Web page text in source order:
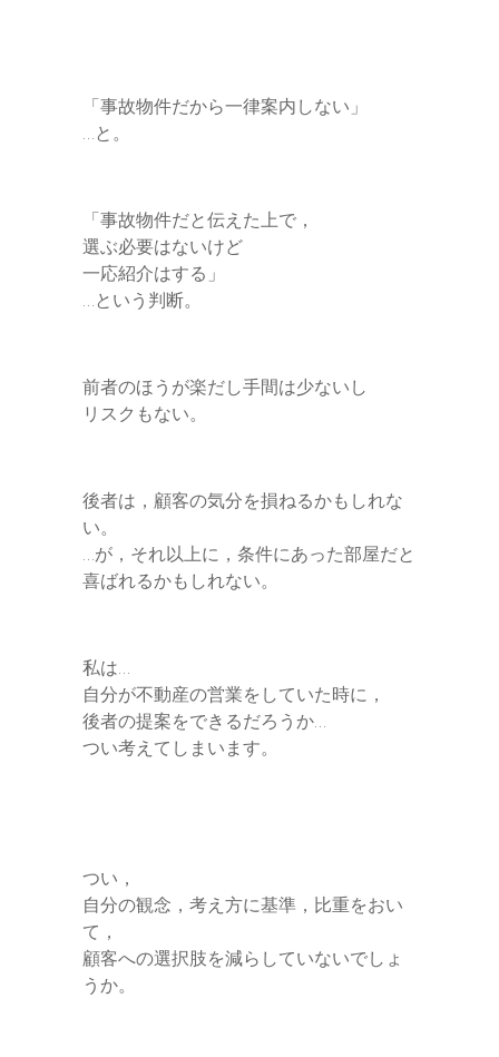
「事故物件だから一律案内しない」
…と。
「事故物件だと伝えた上で，
選ぶ必要はないけど
一応紹介はする」
…という判断。
前者のほうが楽だし手間は少ないし
リスクもない。
後者は，顧客の気分を損ねるかもしれな
い。
…が，それ以上に，条件にあった部屋だと
喜ばれるかもしれない。
私は…
自分が不動産の営業をしていた時に，
後者の提案をできるだろうか…
つい考えてしまいます。
つい，
自分の観念，考え方に基準，比重をおい
て，
顧客への選択肢を減らしていないでしょ
うか。